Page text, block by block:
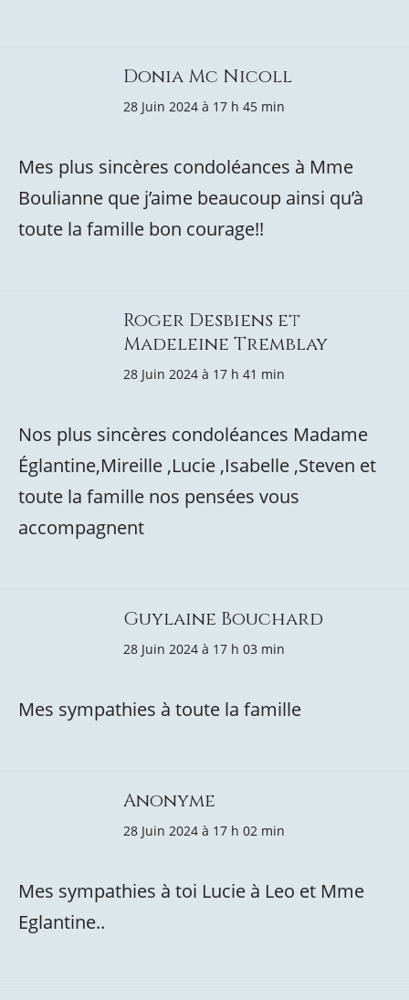
Donia Mc Nicoll
28 Juin 2024 à 17 h 45 min
Mes plus sincères condoléances à Mme
Boulianne que j’aime beaucoup ainsi qu’à
toute la famille bon courage!!
Roger Desbiens et
Madeleine Tremblay
28 Juin 2024 à 17 h 41 min
Nos plus sincères condoléances Madame
Églantine,Mireille ,Lucie ,Isabelle ,Steven et
toute la famille nos pensées vous
accompagnent
Guylaine Bouchard
28 Juin 2024 à 17 h 03 min
Mes sympathies à toute la famille
Anonyme
28 Juin 2024 à 17 h 02 min
Mes sympathies à toi Lucie à Leo et Mme
Eglantine..